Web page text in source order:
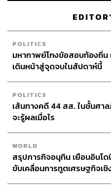
POLITICS
มหากาพย์โกงข้อสอบท้องถิ่น
เดินหน้าสู่จุดจบในสัปดาห์นี้
POLITICS
เส้นทางคดี 44 สส. ในชั้นศา
จะรู้ผลเมื่อไร
WORLD
สรุปภารกิจอนุทิน เยือนอินโด
ขับเคลื่อนการทูตเศรษฐกิจเชิ